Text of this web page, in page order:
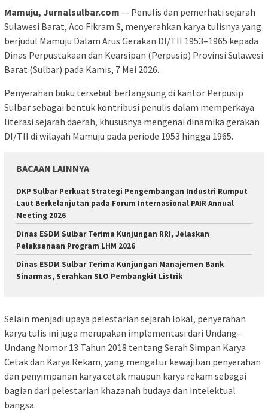
Mamuju, Jurnalsulbar.com — Penulis dan pemerhati sejarah
Sulawesi Barat, Aco Fikram S, menyerahkan karya tulisnya yang
berjudul Mamuju Dalam Arus Gerakan DI/TII 1953–1965 kepada
Dinas Perpustakaan dan Kearsipan (Perpusip) Provinsi Sulawesi
Barat (Sulbar) pada Kamis, 7 Mei 2026.
Penyerahan buku tersebut berlangsung di kantor Perpusip
Sulbar sebagai bentuk kontribusi penulis dalam memperkaya
literasi sejarah daerah, khususnya mengenai dinamika gerakan
DI/TII di wilayah Mamuju pada periode 1953 hingga 1965.
BACAAN LAINNYA
DKP Sulbar Perkuat Strategi Pengembangan Industri Rumput
Laut Berkelanjutan pada Forum Internasional PAIR Annual
Meeting 2026
Dinas ESDM Sulbar Terima Kunjungan RRI, Jelaskan
Pelaksanaan Program LHM 2026
Dinas ESDM Sulbar Terima Kunjungan Manajemen Bank
Sinarmas, Serahkan SLO Pembangkit Listrik
Selain menjadi upaya pelestarian sejarah lokal, penyerahan
karya tulis ini juga merupakan implementasi dari Undang-
Undang Nomor 13 Tahun 2018 tentang Serah Simpan Karya
Cetak dan Karya Rekam, yang mengatur kewajiban penyerahan
dan penyimpanan karya cetak maupun karya rekam sebagai
bagian dari pelestarian khazanah budaya dan intelektual
bangsa.